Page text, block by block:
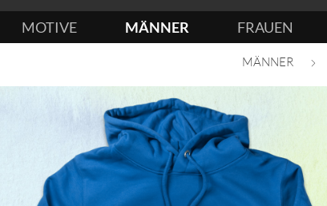
MOTIVE MÄNNER FRAUEN
MÄNNER